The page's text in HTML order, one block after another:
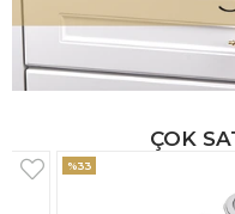
ÇOK
%25